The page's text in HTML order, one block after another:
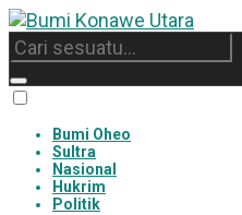
Bumi Oheo
Sultra
Nasional
Hukrim
Politik